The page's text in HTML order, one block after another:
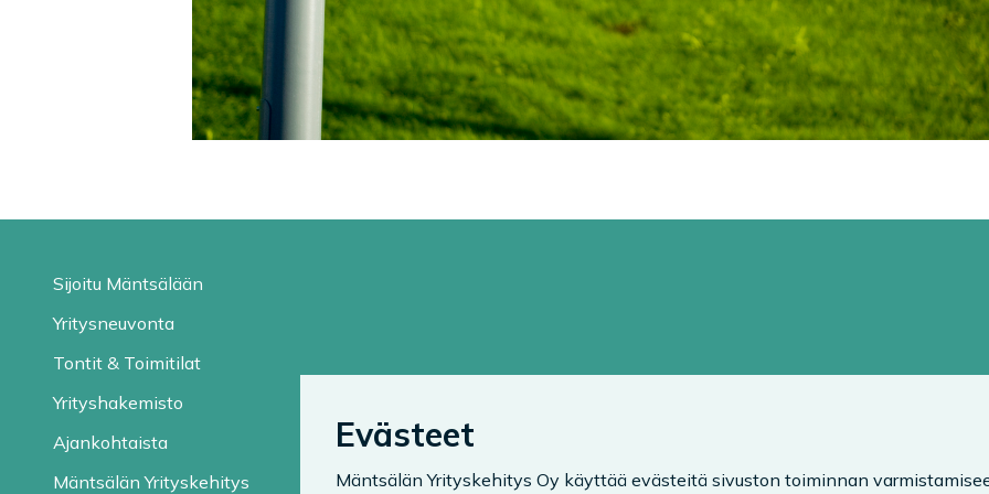
Sijoitu Mäntsälään
Yritysneuvonta
Tontit & Toimitilat
Yrityshakemisto
Ajankohtaista
Mäntsälän Yrityskehitys
Evästeet
Mäntsälän Yrityskehitys Oy käyttää evästeitä sivuston toiminnan